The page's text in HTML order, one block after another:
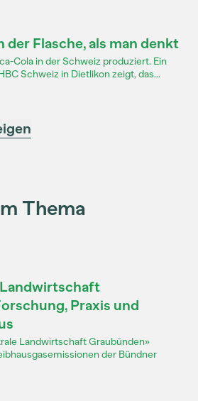
der Flasche, als man denkt
Cola in der Schweiz produziert. Ein
Schweiz in Dietlikon zeigt, das...
Thema
Praxis und
Landwirtschaft Graubünden»
der Bündner